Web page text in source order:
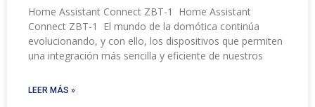
Home Assistant Connect ZBT-1 Home Assistant
Connect ZBT-1 El mundo de la domótica continúa
evolucionando, y con ello, los dispositivos que permiten
una integración más sencilla y eficiente de nuestros
LEER MÁS »